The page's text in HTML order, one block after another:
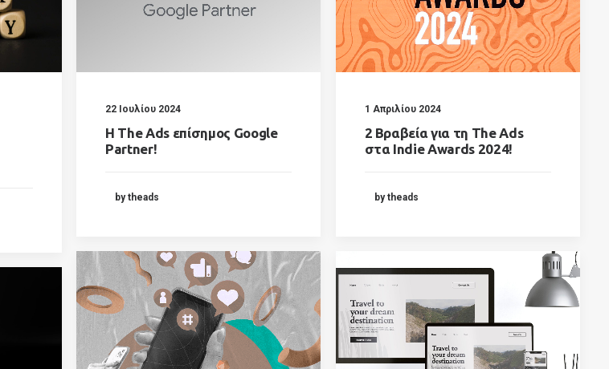
22 Ιουλίου 2024
Η The Ads επίσημος Google
Partner!
by theads
1 Απριλίου 2024
2 Βραβεία για τη The Ads
στα Indie Awards 2024!
by theads